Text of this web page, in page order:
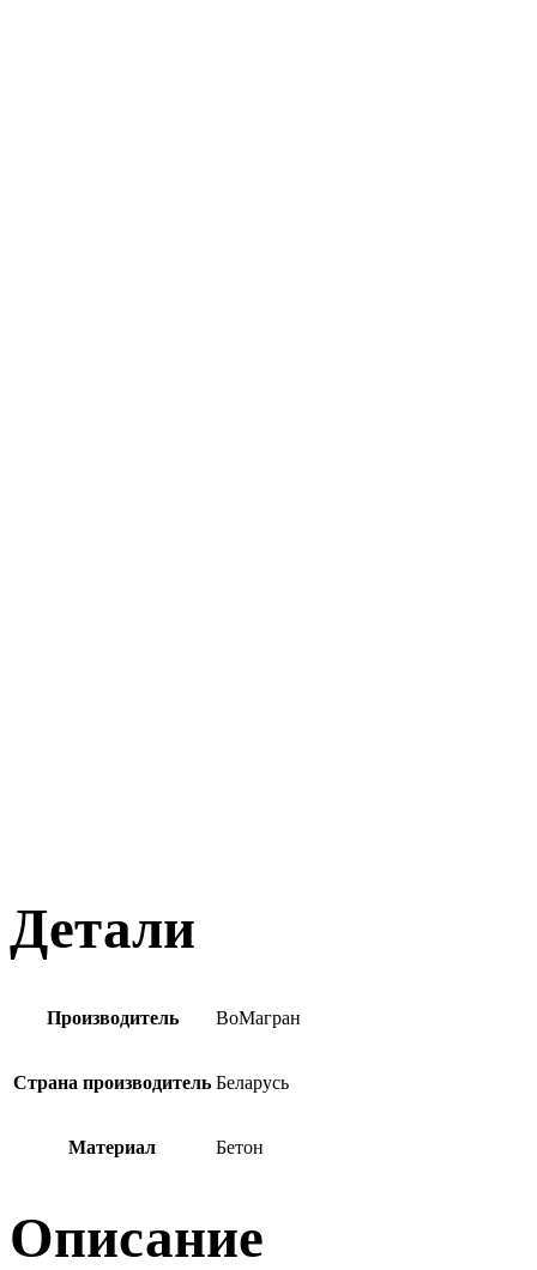
Детали
Производитель ВоМагран
Страна производитель Беларусь
Материал Бетон
Описание